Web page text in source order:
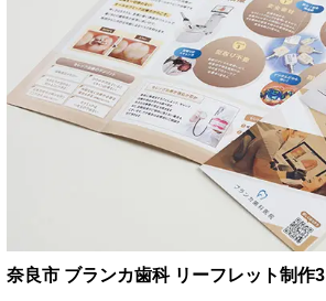
奈良市 ブランカ歯科 リーフレット制作3